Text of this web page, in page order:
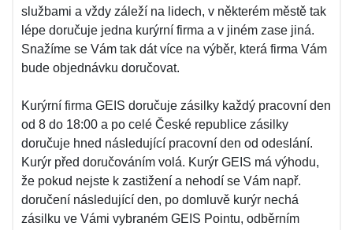
službami a vždy záleží na lidech, v některém městě tak
lépe doručuje jedna kurýrní firma a v jiném zase jiná.
Snažíme se Vám tak dát více na výběr, která firma Vám
bude objednávku doručovat.
Kurýrní firma GEIS doručuje zásilky každý pracovní den
od 8 do 18:00 a po celé České republice zásilky
doručuje hned následující pracovní den od odeslání.
Kurýr před doručováním volá. Kurýr GEIS má výhodu,
že pokud nejste k zastižení a nehodí se Vám např.
doručení následující den, po domluvě kurýr nechá
zásilku ve Vámi vybraném GEIS Pointu, odběrním